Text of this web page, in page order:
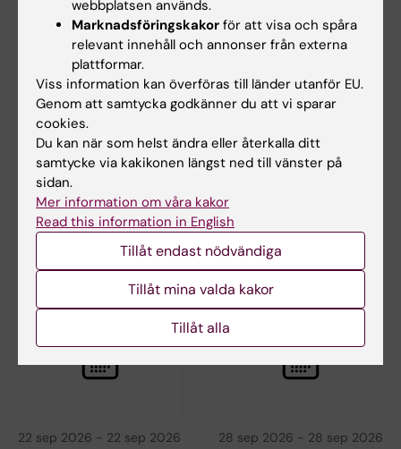
27 aug 2026- 27 aug 2026
Ebola: från Goma till
Stockholm, vad kan
vi lära oss?
Centrum för hälsokriser hälsar
hjärtligt välkomna till ett…
27 aug 2026-27 aug 2026
Ebola: från Goma till
vi lära oss?
Centrum för hälsokriser hälsar
hjärtligt välkomna till ett…
22 sep 2026 - 22 sep 2026 28 sep 2026 - 28 sep 2026
webbplatsen används.
Marknadsföringskakor för att visa och spåra
relevant innehåll och annonser från externa
plattformar.
Viss information kan överföras till länder utanför EU.
Genom att samtycka godkänner du att vi sparar
cookies.
Du kan när som helst ändra eller återkalla ditt
samtycke via kakikonen längst ned till vänster på
sidan.
Mer information om våra kakor
Read this information in English
Tillåt endast nödvändiga
Tillåt mina valda kakor
Tillåt alla